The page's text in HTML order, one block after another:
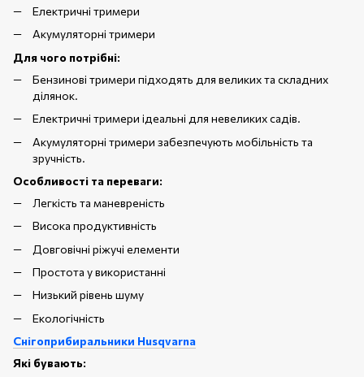
Електричні тримери
Акумуляторні тримери
Для чого потрібні:
Бензинові тримери підходять для великих та складних
ділянок.
Електричні тримери ідеальні для невеликих садів.
Акумуляторні тримери забезпечують мобільність та
зручність.
Особливості та переваги:
Легкість та маневреність
Висока продуктивність
Довговічні ріжучі елементи
Простота у використанні
Низький рівень шуму
Екологічність
Снігоприбиральники Husqvarna
Які бувають: